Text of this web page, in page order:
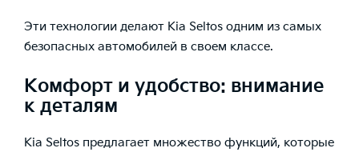
Эти технологии делают Kia Seltos одним из самых
безопасных автомобилей в своем классе.
Комфорт и удобство: внимание
к деталям
Kia Seltos предлагает множество функций, которые